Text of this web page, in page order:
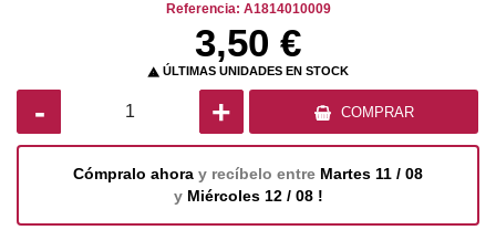
Referencia: A1814010009
3,50 €
 ÚLTIMAS UNIDADES EN STOCK
- + COMPRAR
Cómpralo ahora y recíbelo entre Martes 11 / 08
y Miércoles 12 / 08 !